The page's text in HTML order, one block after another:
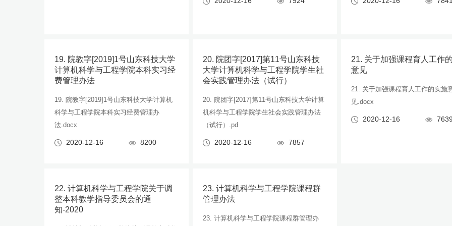
19. 院教字[2019]1号山东科技大学
计算机科学与工程学院本科实习经
费管理办法
19. 院教字[2019]1号山东科技大学计算机
科学与工程学院本科实习经费管理办
法.docx
2020-12-16 8200
20. 院团字[2017]第11号山东科技
大学计算机科学与工程学院学生社
会实践管理办法（试行）
20. 院团字[2017]第11号山东科技大学计算
机科学与工程学院学生社会实践管理办法
（试行）.pd
2020-12-16 7857
21. 关于加强课程育人工作
意见
21. 关于加强课程育人工作的实施
见.docx
2020-12-16 7639
22. 计算机科学与工程学院关于调
整本科教学指导委员会的通
知-2020
23. 计算机科学与工程学院课程群
管理办法
23. 计算机科学与工程学院课程群管理办